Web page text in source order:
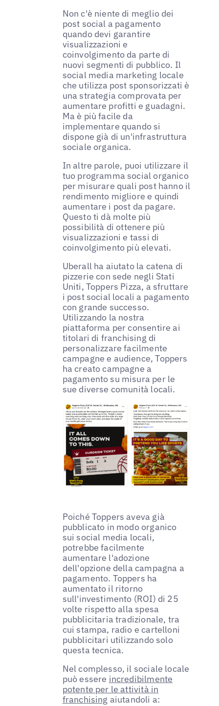
Non c'è niente di meglio dei
post social a pagamento
quando devi garantire
visualizzazioni e
coinvolgimento da parte di
nuovi segmenti di pubblico. Il
social media marketing locale
che utilizza post sponsorizzati è
una strategia comprovata per
aumentare profitti e guadagni.
Ma è più facile da
implementare quando si
dispone già di un'infrastruttura
sociale organica.
In altre parole, puoi utilizzare il
tuo programma social organico
per misurare quali post hanno il
rendimento migliore e quindi
aumentare i post da pagare.
Questo ti dà molte più
possibilità di ottenere più
visualizzazioni e tassi di
coinvolgimento più elevati.
Uberall ha aiutato la catena di
pizzerie con sede negli Stati
Uniti, Toppers Pizza, a sfruttare
i post social locali a pagamento
con grande successo.
Utilizzando la nostra
piattaforma per consentire ai
titolari di franchising di
personalizzare facilmente
campagne e audience, Toppers
ha creato campagne a
pagamento su misura per le
sue diverse comunità locali.
Poiché Toppers aveva già
pubblicato in modo organico
sui social media locali,
potrebbe facilmente
aumentare l'adozione
dell'opzione della campagna a
pagamento. Toppers ha
aumentato il ritorno
sull'investimento (ROI) di 25
volte rispetto alla spesa
pubblicitaria tradizionale, tra
cui stampa, radio e cartelloni
pubblicitari utilizzando solo
questa tecnica.
Nel complesso, il sociale locale
può essere incredibilmente
potente per le attività in
franchising aiutandoli a: